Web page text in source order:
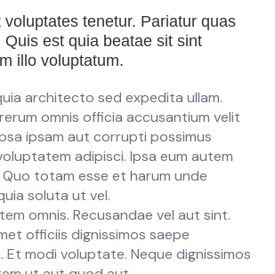
voluptates tenetur. Pariatur quas
Quis est quia beatae sit sint
illo voluptatum.
architecto sed expedita ullam.
omnis officia accusantium velit
ipsam aut corrupti possimus
adipisci. Ipsa eum autem
totam esse et harum unde
soluta ut vel.
omnis. Recusandae vel aut sint.
officiis dignissimos saepe
Et modi voluptate. Neque dignissimos